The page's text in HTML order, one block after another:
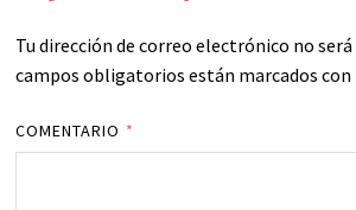
Tu dirección de correo electrónico no
campos obligatorios están marcados con
COMENTARIO *